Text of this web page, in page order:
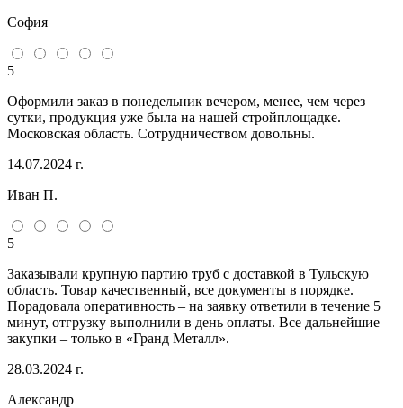
София
5
Оформили заказ в понедельник вечером, менее, чем через
сутки, продукция уже была на нашей стройплощадке.
Московская область. Сотрудничеством довольны.
14.07.2024 г.
Иван П.
5
Заказывали крупную партию труб с доставкой в Тульскую
область. Товар качественный, все документы в порядке.
Порадовала оперативность – на заявку ответили в течение 5
минут, отгрузку выполнили в день оплаты. Все дальнейшие
закупки – только в «Гранд Металл».
28.03.2024 г.
Александр